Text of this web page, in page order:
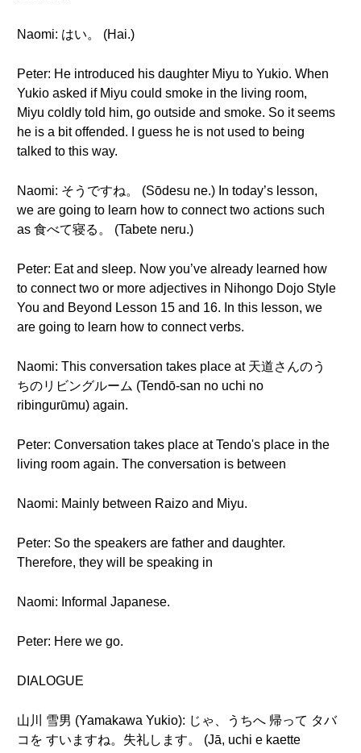
Naomi: はい。 (Hai.)
Peter: He introduced his daughter Miyu to Yukio. When
Yukio asked if Miyu could smoke in the living room,
Miyu coldly told him, go outside and smoke. So it seems
he is a bit offended. I guess he is not used to being
talked to this way.
Naomi: そうですね。 (Sōdesu ne.) In today’s lesson,
we are going to learn how to connect two actions such
as 食べて寝る。 (Tabete neru.)
Peter: Eat and sleep. Now you’ve already learned how
to connect two or more adjectives in Nihongo Dojo Style
You and Beyond Lesson 15 and 16. In this lesson, we
are going to learn how to connect verbs.
Naomi: This conversation takes place at 天道さんのう
ちのリビングルーム (Tendō-san no uchi no
ribingurūmu) again.
Peter: Conversation takes place at Tendo's place in the
living room again. The conversation is between
Naomi: Mainly between Raizo and Miyu.
Peter: So the speakers are father and daughter.
Therefore, they will be speaking in
Naomi: Informal Japanese.
Peter: Here we go.
DIALOGUE
山川 雪男 (Yamakawa Yukio): じゃ、うちへ 帰って タバ
コを すいますね。失礼します。 (Jā, uchi e kaette